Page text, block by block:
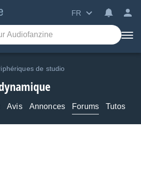
FR
de studio
Avis Annonces Forums Tutos